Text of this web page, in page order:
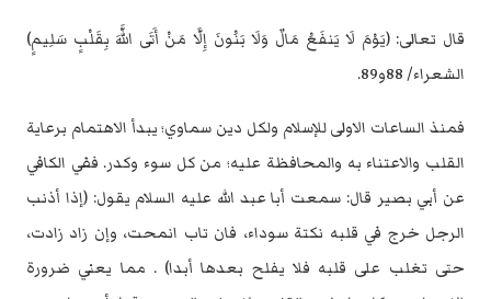
قال تعالى: (يَوْمَ لَا يَنفَعُ مَالٌ وَلَا بَنُونَ إِلَّا مَنْ أَتَى اللَّهَ بِقَلْبٍ سَلِيمٍ)
الشعراء/ 88و89.‏
فمنذ الساعات الاولى للإسلام ولكل دين سماوي؛ يبدأ الاهتمام برعاية
القلب والاعتناء ‏به والمحافظة عليه؛ من كل سوء وكدر. ففي الكافي
عن أبي بصير قال: سمعت أبا عبد ‏الله عليه السلام يقول: (إذا أذنب
الرجل خرج في قلبه نكتة سوداء، فان تاب انمحت، ‏وإن زاد زادت،
حتى تغلب على قلبه فلا يفلح بعدها أبدا) . مما يعني ضرورة